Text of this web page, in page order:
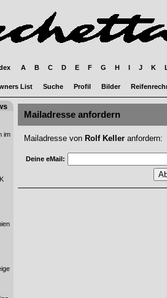
A B C D E F G H I J K
List Suche Profil Bilder
im
Mailadresse anfordern
Mailadresse von Rolf Keller anfordern:
Deine eMail: